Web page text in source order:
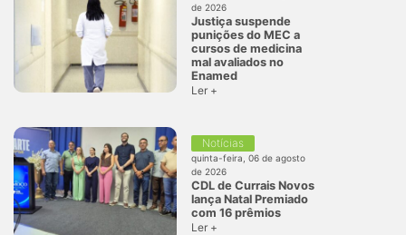
de 2026
Justiça suspende
punições do MEC a
cursos de medicina
mal avaliados no
Enamed
Ler +
Notícias
quinta-feira, 06 de agosto
de 2026
CDL de Currais Novos
lança Natal Premiado
com 16 prêmios
Ler +